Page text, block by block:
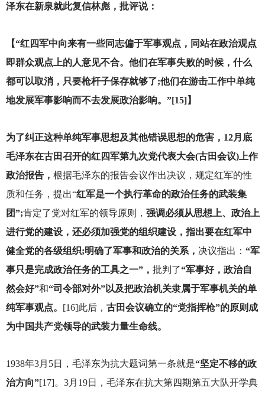
泽东在新泉就此复信林彪，批评说：
【“红四军中向来有一些同志偏于军事观点，同站在政治观点
即群众观点上的人意见不合。他们在军事失败的时候，什么
都可以取消，只要枪杆子保存就够了;他们在游击工作中单纯
地发展军事影响而不去发展政治影响。”[15]】
为了纠正这种单纯军事思想及其他错误思想的危害，12月底
毛泽东在古田召开的红四军第九次党代表大会(古田会议)上作
政治报告， 根据毛泽东的报告会议作出决议，规定红军的性
质和任务，提出“红军是一个执行革命的政治任务的武装集
团”;肯定了党对红军的领导原则， 强调必须从思想上、政治上
进行党的建设，还必须加强党的组织建设，指出要在红军中
健全党的各级组织;明确了军事和政治的关系， 决议指出： “军
事只是完成政治任务的工具之一”， 批判了“军事好，政治自
然会好”和“司令部对外”以及把政治机关隶属于军事机关的单
纯军事观点。 [16]此后， 古田会议确立的“党指挥枪”的原则成
为中国共产党领导的武装力量生命线。
1938年3月5日，毛泽东为抗大题词第一条就是“坚定不移的政
治方向”[17]。3月19日，毛泽东在抗大第四期第五大队开学典